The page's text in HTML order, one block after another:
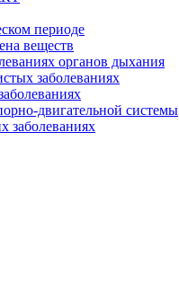
периоде
веществ
органов дыхания
заболеваниях
двигательной системы
заболеваниях